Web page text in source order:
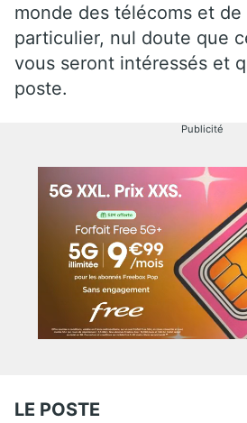
monde des télécoms et de
particulier, nul doute que
vous seront intéressés et
poste.
Publicité
LE POSTE